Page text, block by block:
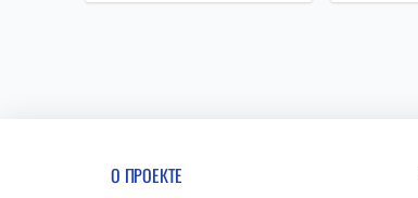
О ПРОЕКТЕ